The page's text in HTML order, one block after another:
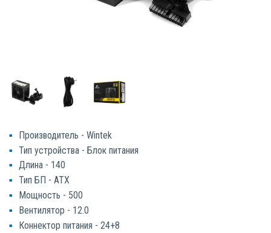
Производитель - Wintek
Тип устройства - Блок питания
Длина - 140
Тип БП - ATX
Мощность - 500
Вентилятор - 12.0
Коннектор питания - 24+8